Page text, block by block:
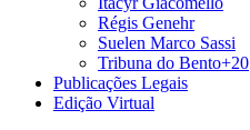
Régis Genehr
Suelen Marco Sassi
Tribuna do Bento+20
Publicações Legais
Edição Virtual